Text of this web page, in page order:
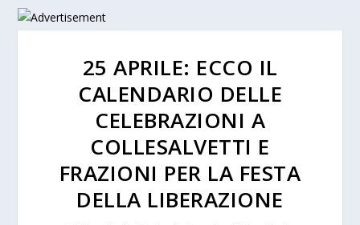
25 APRILE: ECCO IL
CALENDARIO DELLE
CELEBRAZIONI A
COLLESALVETTI E
FRAZIONI PER LA FESTA
DELLA LIBERAZIONE